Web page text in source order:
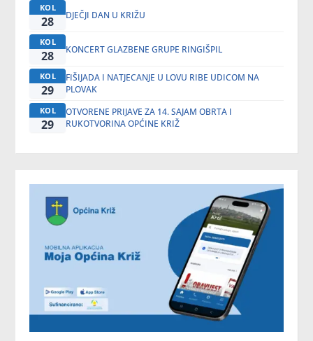
KOL
28 DJEČJI DAN U KRIŽU
KOL
28 KONCERT GLAZBENE GRUPE RINGIŠPIL
KOL
29
FIŠIJADA I NATJECANJE U LOVU RIBE UDICOM NA
PLOVAK
KOL
29
OTVORENE PRIJAVE ZA 14. SAJAM OBRTA I
RUKOTVORINA OPĆINE KRIŽ